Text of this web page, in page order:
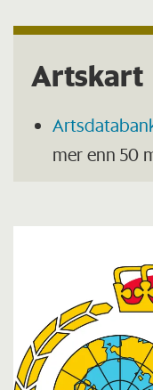
Artskart
mer enn 50
mer enn
Over
Artskart, og
millioner
I 2024 ble
med marine